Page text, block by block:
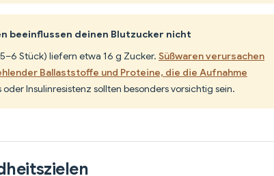
beeinflussen deinen Blutzucker nicht
Stück) liefern etwa 16 g Zucker. Süßwaren verursachen
Ballaststoffe und Proteine, die die Aufnahme
Insulinresistenz sollten besonders vorsichtig sein.